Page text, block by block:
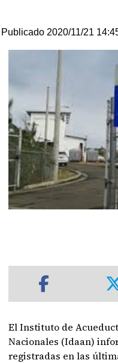
Publicado 2020/11/21
El Instituto de
Nacionales (Idaan)
registradas en las